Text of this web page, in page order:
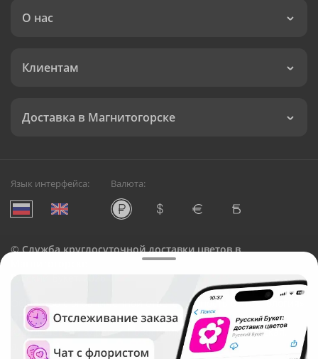
О нас
Клиентам
Доставка в Магнитогорске
Язык интерфейса: Валюта:
©Служба круглосуточной доставки цветов в
Русский Букет, 2026
Общество с ограниченной ответственностью «Технология»
ОГРН: 1195476081745, ИНН: 5410081997
Юридический адрес: г. Новосибирск, ул. Ипподромская,
д.42, оф. 3